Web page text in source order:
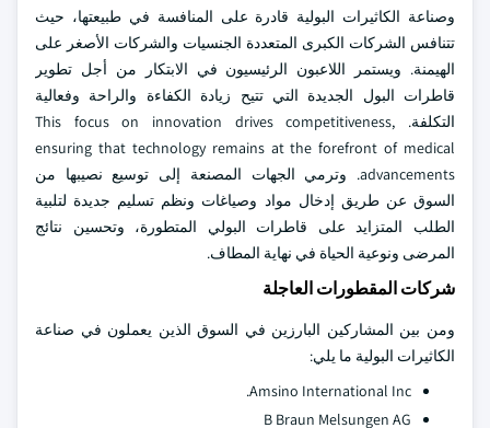
وصناعة الكاثيرات البولية قادرة على المنافسة في طبيعتها، حيث
تتنافس الشركات الكبرى المتعددة الجنسيات والشركات الأصغر على
الهيمنة. ويستمر اللاعبون الرئيسيون في الابتكار من أجل تطوير
قاطرات البول الجديدة التي تتيح زيادة الكفاءة والراحة وفعالية
التكلفة. This focus on innovation drives competitiveness,
ensuring that technology remains at the forefront of medical
advancements. وترمي الجهات المصنعة إلى توسيع نصيبها من
السوق عن طريق إدخال مواد وصياغات ونظم تسليم جديدة لتلبية
الطلب المتزايد على قاطرات البولي المتطورة، وتحسين نتائج
المرضى ونوعية الحياة في نهاية المطاف.
شركات المقطورات العاجلة
ومن بين المشاركين البارزين في السوق الذين يعملون في صناعة
الكاثيرات البولية ما يلي:
Amsino International Inc.
B Braun Melsungen AG